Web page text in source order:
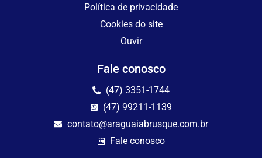
Política de privacidade
Cookies do site
Ouvir
Fale conosco
(47) 3351-1744
(47) 99211-1139
contato@araguaiabrusque.com.br
Fale conosco